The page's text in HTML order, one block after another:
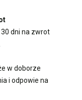
dni na zwrot
w doborze
i odpowie na